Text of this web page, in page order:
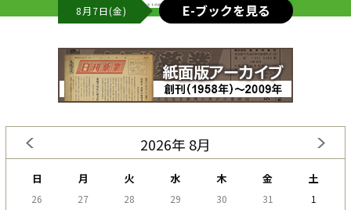
8月7日(金) E-ブックを見る
2026年 8月
日 月 火 水 木 金 土
26 27 28 29 30 31
1